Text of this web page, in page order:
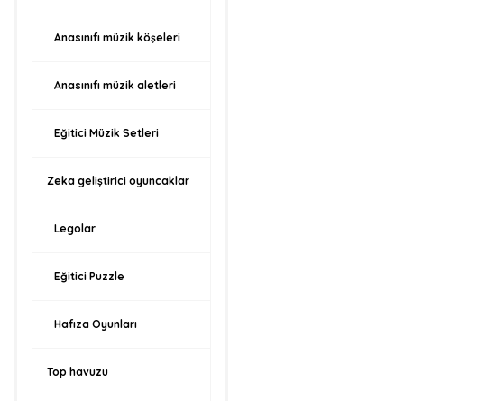
Anasınıfı müzik köşeleri
Anasınıfı müzik aletleri
Eğitici Müzik Setleri
Zeka geliştirici oyuncaklar
Legolar
Eğitici Puzzle
Hafıza Oyunları
Top havuzu